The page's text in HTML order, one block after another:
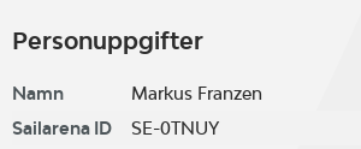
Personuppgifter
Namn
Markus Franzen
Sailarena ID
SE-0TNUY